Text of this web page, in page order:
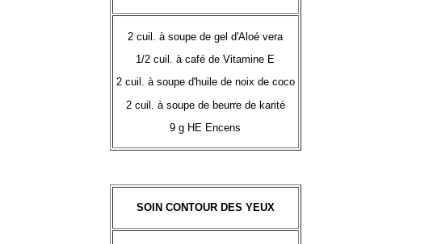
2 cuil. à soupe de gel d'Aloé vera
1/2 cuil. à café de Vitamine E
2 cuil. à soupe d'huile de noix de coco
2 cuil. à soupe de beurre de karité
9 g HE Encens
SOIN CONTOUR DES YEUX